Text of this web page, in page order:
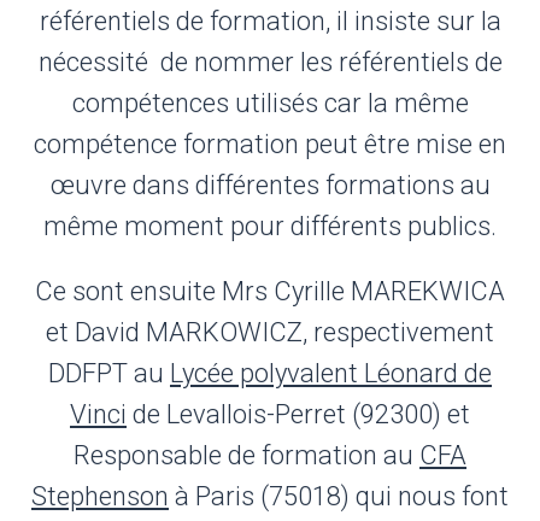
référentiels de formation, il insiste sur la
nécessité de nommer les référentiels de
compétences utilisés car la même
compétence formation peut être mise en
œuvre dans différentes formations au
même moment pour différents publics.
Ce sont ensuite Mrs Cyrille MAREKWICA
et David MARKOWICZ, respectivement
DDFPT au Lycée polyvalent Léonard de
Vinci de Levallois-Perret (92300) et
Responsable de formation au CFA
Stephenson à Paris (75018) qui nous font